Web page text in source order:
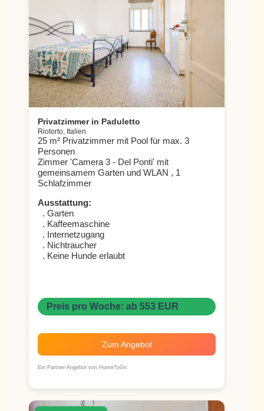
Privatzimmer in Paduletto
Riotorto, Italien
25 m² Privatzimmer mit Pool für max. 3
Personen
Zimmer 'Camera 3 - Del Ponti' mit
gemeinsamem Garten und WLAN , 1
Schlafzimmer
Ausstattung:
. Garten
. Kaffeemaschine
. Internetzugang
. Nichtraucher
. Keine Hunde erlaubt
Preis pro Woche: ab 553 EUR
Zum Angebot
Ein Partner-Angebot von HomeToGo